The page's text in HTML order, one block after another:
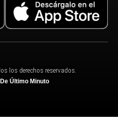
los derechos reservados.
Último Minuto